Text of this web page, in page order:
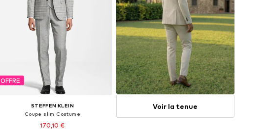
OFFRE
STEFFEN KLEIN
Coupe slim Costume
170,10 €
Voir la tenue